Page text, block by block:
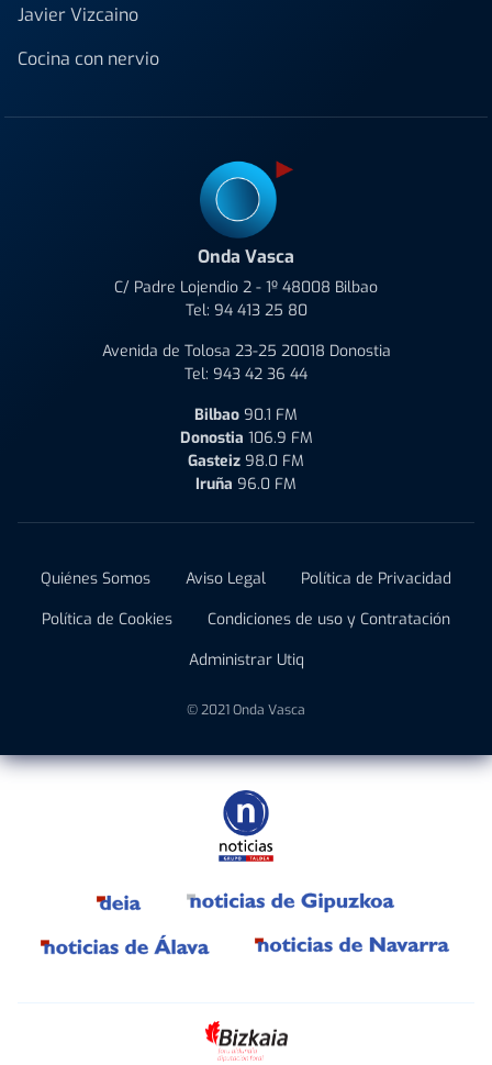
Javier Vizcaino
Cocina con nervio
Onda Vasca
C/ Padre Lojendio 2 - 1º 48008 Bilbao
Tel: 94 413 25 80
Avenida de Tolosa 23-25 20018 Donostia
Tel: 943 42 36 44
Bilbao 90.1 FM
Donostia 106.9 FM
Gasteiz 98.0 FM
Iruña 96.0 FM
Quiénes Somos Aviso Legal
Política de Privacidad
Política de Cookies
Condiciones de uso y Contratación
Administrar Utiq
© 2021 Onda Vasca